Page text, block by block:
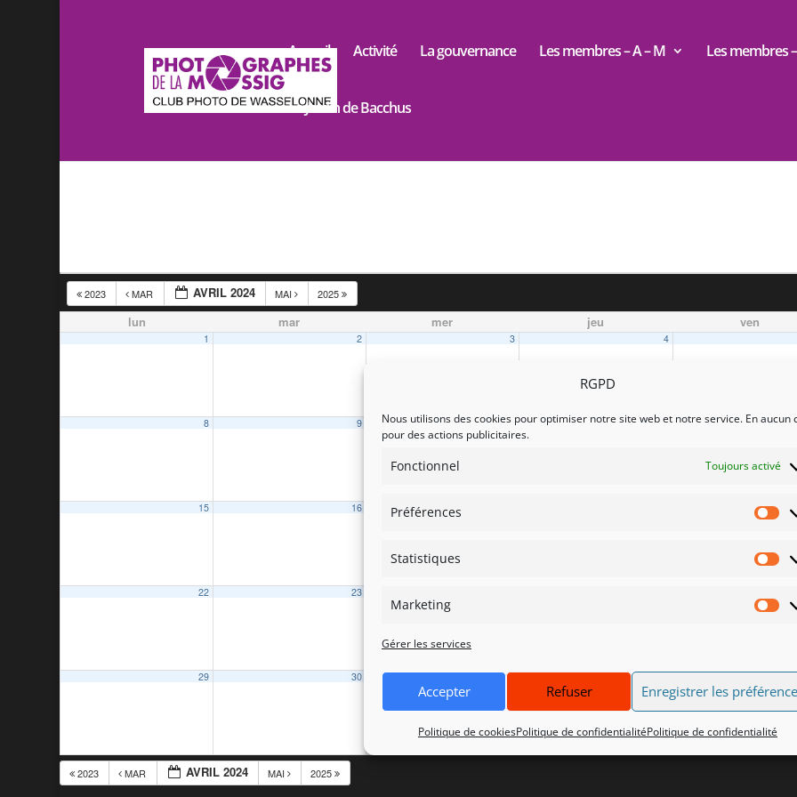
RGPD
Nous utilisons des cookies pour optimiser notre site web et notre service. En aucun
pour des actions publicitaires.
Fonctionnel Toujours activé
Préférences
Statistiques
Marketing
Gérer les services
Accepter Refuser Enregistrer les
Politique de cookiesPolitique de confidentialitéPolitique de confidentialité
Accueil Activité La gouvernance Les membres – A – M Les membres
Le Jardin de Bacchus
2023 MAR AVRIL 2024 MAI 2025
lun mar mer jeu ven
1 2 3 4
8 9 10 11
15 16
7 h 30 min
22 23
20 h 00 min
29 30
2023 MAR AVRIL 2024 MAI 2025